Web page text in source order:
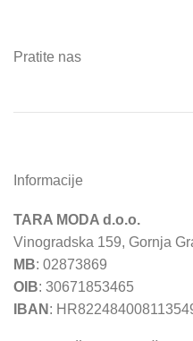
Pratite nas
Informacije
TARA MODA d.o.o.
Vinogradska 159, Gornja
MB: 02873869
OIB: 30671853465
IBAN :